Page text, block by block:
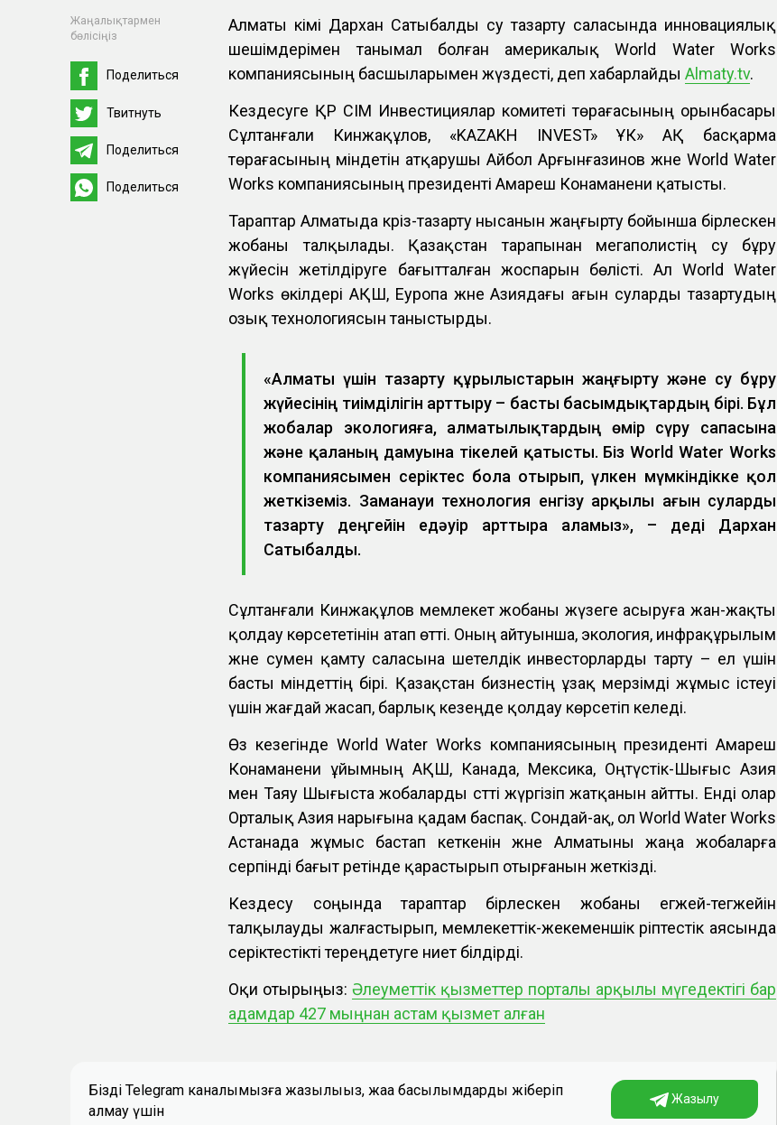
Жаңалықтармен
бөлісіңіз
Поделиться
Твитнуть
Поделиться
Поделиться
Алматы әкімі Дархан Сатыбалды су тазарту саласында инновациялық
шешімдерімен танымал болған америкалық World Water Works
компаниясының басшыларымен жүздесті, деп хабарлайдыAlmaty.tv.
Кездесуге ҚР СІМ Инвестициялар комитеті төрағасының орынбасары
Сұлтанғали Кинжақұлов, «KAZAKH INVEST» ҰК» АҚ басқарма
төрағасының міндетін атқарушы Айбол Арғынғазинов және World Water
Works компаниясының президенті Амареш Конаманени қатысты.
Тараптар Алматыда кәріз-тазарту нысанын жаңғырту бойынша бірлескен
жобаны талқылады. Қазақстан тарапынан мегаполистің су бұру
жүйесін жетілдіруге бағытталған жоспарын бөлісті. Ал World Water
Works өкілдері АҚШ, Еуропа және Азиядағы ағын суларды тазартудың
озық технологиясын таныстырды.
«Алматы үшін тазарту құрылыстарын жаңғырту және су бұру
жүйесінің тиімділігін арттыру – басты басымдықтардың бірі. Бұл
жобалар экологияға, алматылықтардың өмір сүру сапасына
және қаланың дамуына тікелей қатысты. Біз World Water Works
компаниясымен серіктес бола отырып, үлкен мүмкіндікке қол
жеткіземіз. Заманауи технология енгізу арқылы ағын суларды
тазарту деңгейін едәуір арттыра аламыз», – деді Дархан
Сатыбалды.
Сұлтанғали Кинжақұлов мемлекет жобаны жүзеге асыруға жан-жақты
қолдау көрсететінін атап өтті. Оның айтуынша, экология, инфрақұрылым
және сумен қамту саласына шетелдік инвесторларды тарту – ел үшін
басты міндеттің бірі. Қазақстан бизнестің ұзақ мерзімді жұмыс істеуі
үшін жағдай жасап, барлық кезеңде қолдау көрсетіп келеді.
Өз кезегінде World Water Works компаниясының президенті Амареш
Конаманени ұйымның АҚШ, Канада, Мексика, Оңтүстік-Шығыс Азия
мен Таяу Шығыста жобаларды сәтті жүргізіп жатқанын айтты. Енді олар
Орталық Азия нарығына қадам баспақ. Сондай-ақ, ол World Water Works
Астанада жұмыс бастап кеткенін және Алматыны жаңа жобаларға
серпінді бағыт ретінде қарастырып отырғанын жеткізді.
Кездесу соңында тараптар бірлескен жобаны егжей-тегжейін
талқылауды жалғастырып, мемлекеттік-жекеменшік әріптестік аясында
серіктестікті тереңдетуге ниет білдірді.
Оқи отырыңыз:Әлеуметтік қызметтер порталы арқылы мүгедектігі бар
адамдар 427 мыңнан астам қызмет алған
Біздің Telegram каналымызға жазылыңыз, жаңа басылымдарды жіберіп
алмау үшін
Жазылу